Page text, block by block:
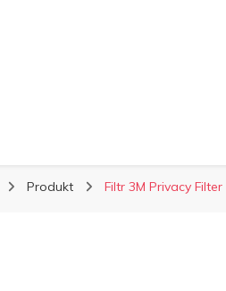
Produkt Filtr 3M Privacy